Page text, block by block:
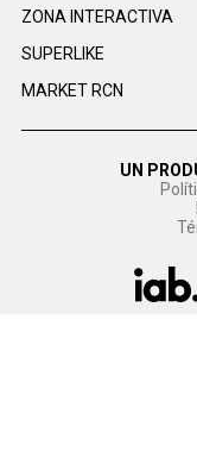
ZONA INTERACTIVA
SUPERLIKE
MARKET RCN
UN